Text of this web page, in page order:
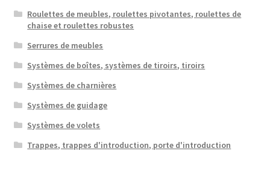
Roulettes de meubles, roulettes pivotantes, roulettes de
chaise et roulettes robustes
Serrures de meubles
Systèmes de boîtes, systèmes de tiroirs, tiroirs
Systèmes de charnières
Systèmes de guidage
Systèmes de volets
Trappes, trappes d'introduction, porte d'introduction